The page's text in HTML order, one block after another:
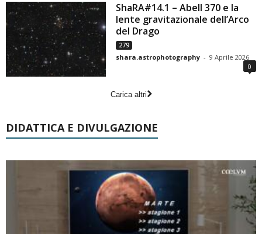
ShaRA#14.1 – Abell 370 e la
lente gravitazionale dell’Arco
del Drago
279
shara.astrophotography - 9 Aprile 2026
0
Carica altri
DIDATTICA E DIVULGAZIONE